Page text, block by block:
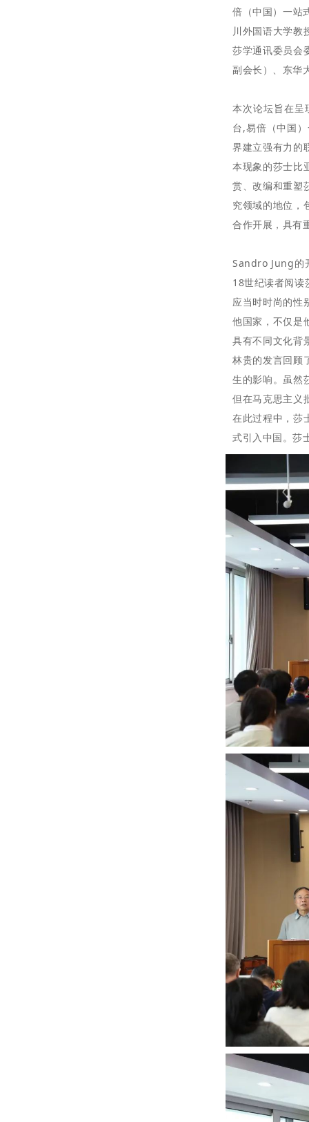
倍（中国）一站
川外国语大学教
莎学通讯委员会
副会长）、东华
本次论坛旨在呈
台,易倍（中国
界建立强有力的
本现象的莎士比
赏、改编和重塑
究领域的地位，
合作开展，具有
Sandro Jung的
18世纪读者阅读
应当时时尚的性
他国家，不仅是
具有不同文化背
林贵的发言回顾
生的影响。虽然
但在马克思主义
在此过程中，莎
式引入中国。莎